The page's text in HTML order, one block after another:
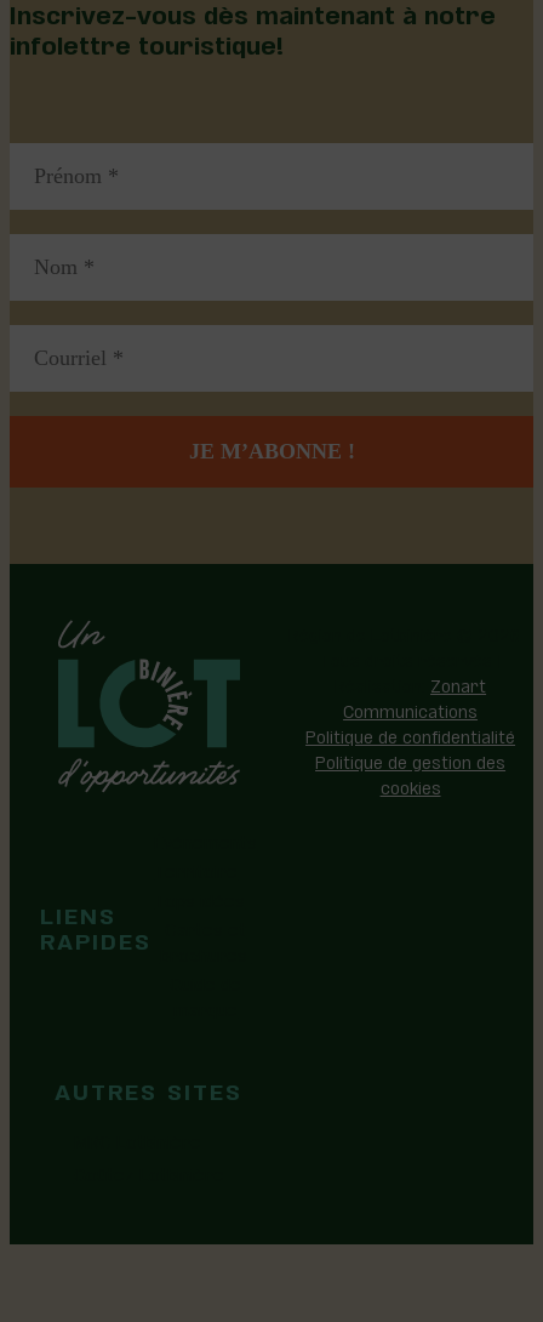
Inscrivez-vous dès maintenant à notre
infolettre touristique!
LIENS
RAPIDES
AUTRES SITES
Zonart
Communications
Politique de confidentialité
Politique de gestion des
cookies